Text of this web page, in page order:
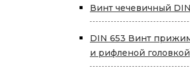
Винт чечевичный
DIN 653 Винт
и рифленой головкой